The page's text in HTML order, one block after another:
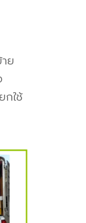
ย
กใช้